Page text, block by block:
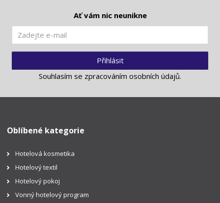
Ať vám nic neunikne
Přihlásit
Souhlasím se zpracováním osobních údajů.
Oblíbené kategorie
Hotelová kosmetika
Hotelový textil
Hotelový pokoj
Vonný hotelový program